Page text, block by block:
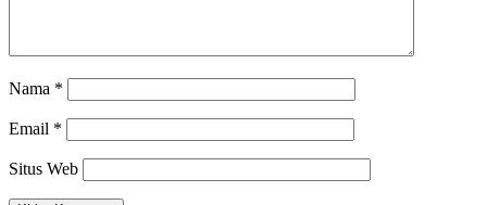
Nama *
Email *
Situs Web